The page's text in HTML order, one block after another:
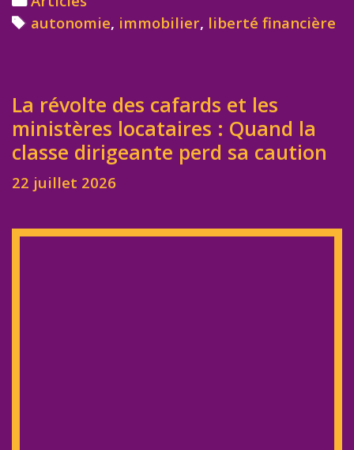
Tags
autonomie, immobilier, liberté financière
La révolte des cafards et les
ministères locataires : Quand la
classe dirigeante perd sa caution
22 juillet 2026